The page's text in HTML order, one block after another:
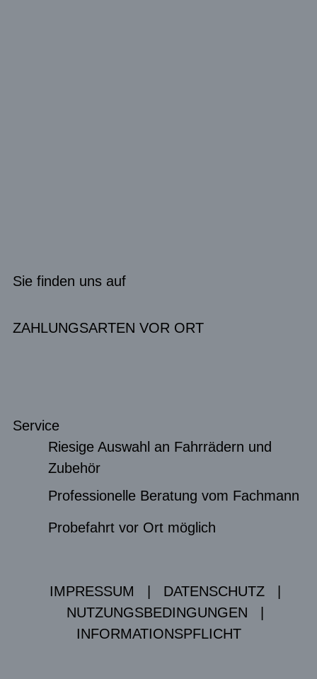
Sie finden uns auf
ZAHLUNGSARTEN VOR ORT
Service
Riesige Auswahl an Fahrrädern und
Zubehör
Professionelle Beratung vom Fachmann
Probefahrt vor Ort möglich
IMPRESSUM DATENSCHUTZ
NUTZUNGSBEDINGUNGEN
INFORMATIONSPFLICHT